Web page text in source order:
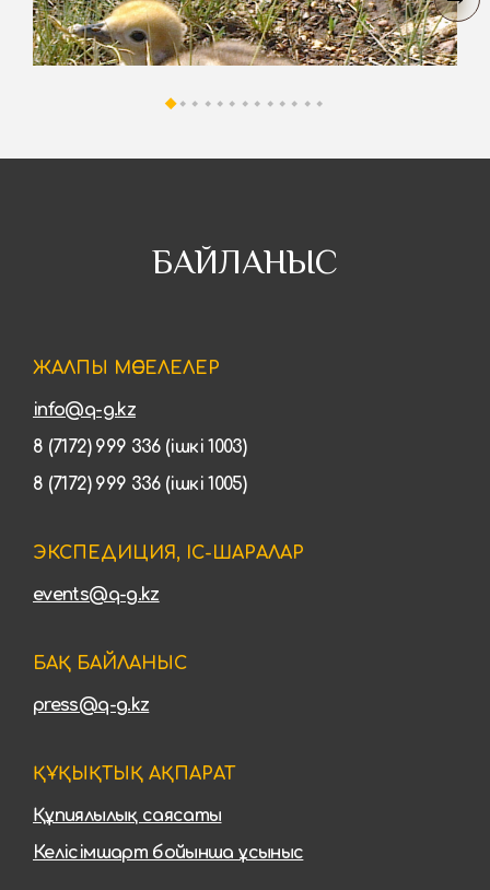
БАЙЛАНЫС
ЖАЛПЫ МӘСЕЛЕЛЕР
info@q-g.kz
8 (7172) 999 336 (ішкі 1003)
8 (7172) 999 336 (ішкі 1005)
ЭКСПЕДИЦИЯ, ІС-ШАРАЛАР
events@q-g.kz
БАҚ БАЙЛАНЫС
press@q-g.kz
ҚҰҚЫҚТЫҚ АҚПАРАТ
Құпиялылық саясаты
Келісімшарт бойынша ұсыныс